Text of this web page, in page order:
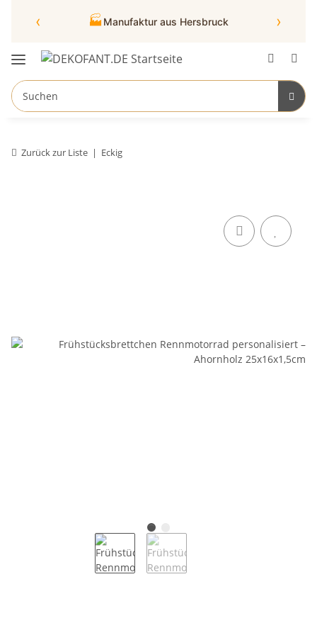
‹ 🏭 Manufaktur aus Hersbruck ›
Zurück zur Liste Eckig